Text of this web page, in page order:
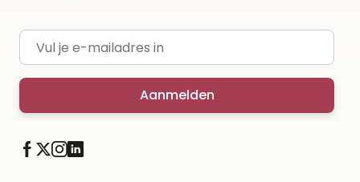
E-mailadres
Aanmelden